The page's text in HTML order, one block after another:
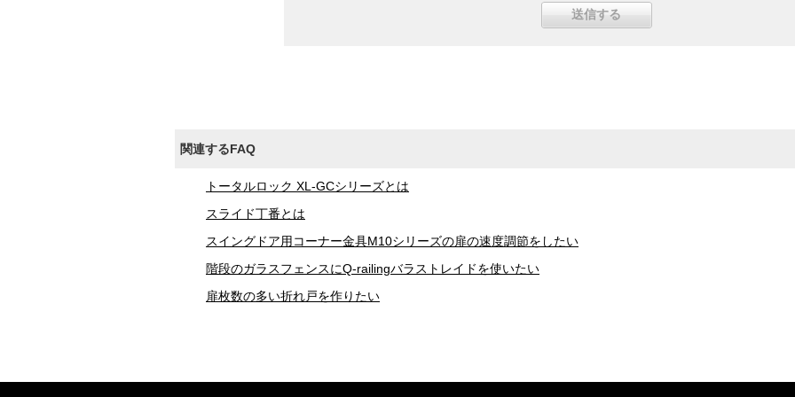
関連するFAQ
トータルロック XL-GCシリーズとは
スライド丁番とは
スイングドア用コーナー金具M10シリーズの扉の速度調節をしたい
階段のガラスフェンスにQ-railingバラストレイドを使いたい
扉枚数の多い折れ戸を作りたい